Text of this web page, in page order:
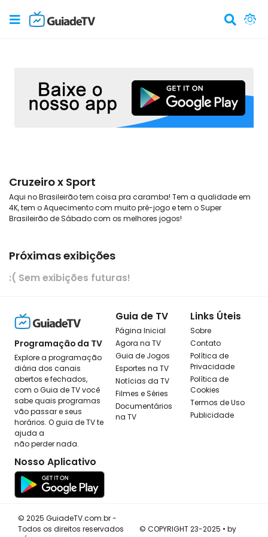
Cruzeiro x Sport
Aqui no Brasileirão tem coisa pra caramba! Tem a qualidade em
4K, tem o Aquecimento com muito pré-jogo e tem o Super
Brasileirão de Sábado com os melhores jogos!
Próximas exibições
:( Sem exibições futuras!
Programação da TV
Explore a programação
diária dos canais
abertos e fechados,
com o Guia de TV você
sabe quais programas
vão passar e seus
horários. O guia de TV te
ajuda a
não perder nada.
Nosso Aplicativo
Guia de TV
Página Inicial
Agora na TV
Guia de Jogos
Esportes na TV
Notícias da TV
Filmes e Séries
Documentários
na TV
Links Úteis
Sobre
Contato
Política de
Privacidade
Política de
Cookies
Termos de Uso
Publicidade
© 2025 GuiadeTV.com.br -
Todos os direitos reservados
© COPYRIGHT 23-2025 • by